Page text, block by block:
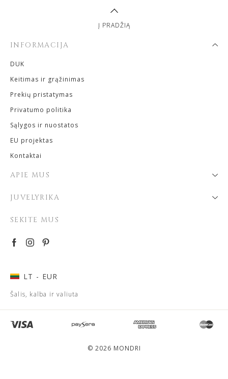
INFORMACIJA
DUK
Keitimas ir grąžinimas
Prekių pristatymas
Privatumo politika
Sąlygos ir nuostatos
EU projektas
Kontaktai
APIE MUS
JUVELYRIKA
SEKITE MUS
LT - EUR
Šalis, kalba ir valiuta
Į PRADŽIĄ
© 2026 MONDRI